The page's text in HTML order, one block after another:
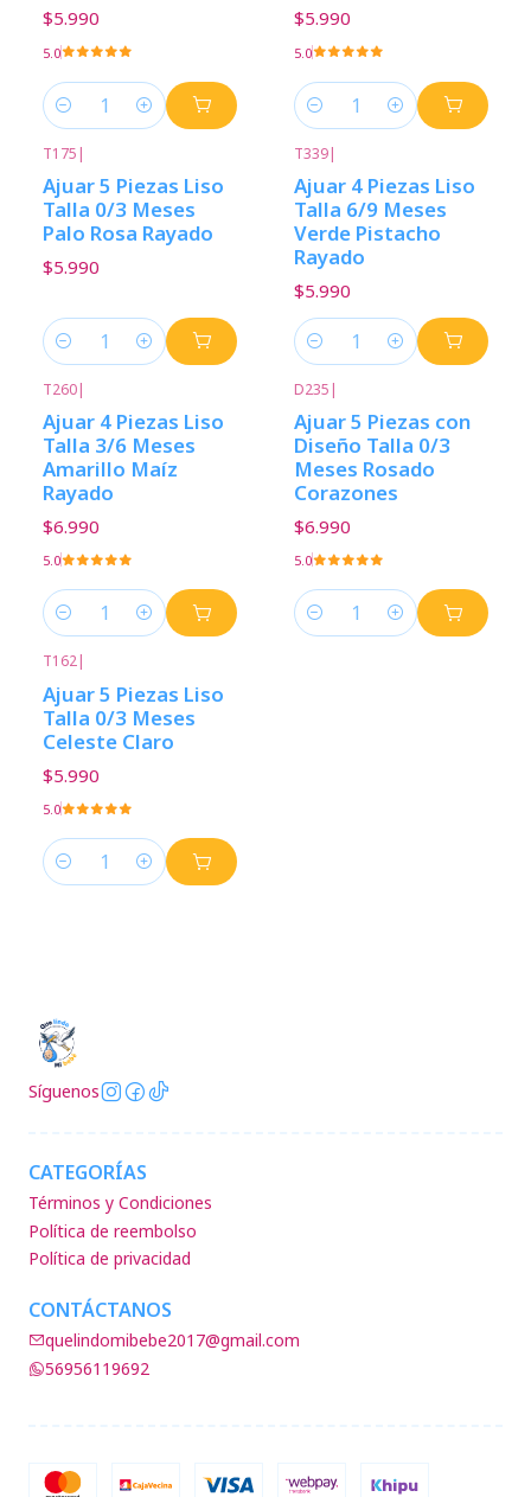
$5.990
5.0
Cantidad
$5.990
5.0
Cantidad
T175 |
Ajuar 5 Piezas Liso
Talla 0/3 Meses
Palo Rosa Rayado
$5.990
Cantidad
T339|
Ajuar 4 Piezas Liso
Talla 6/9 Meses
Verde Pistacho
Rayado
$5.990
Cantidad
T260|
Ajuar 4 Piezas Liso
Talla 3/6 Meses
Amarillo Maíz
Rayado
$6.990
5.0
Cantidad
D235 |
Ajuar 5 Piezas con
Diseño Talla 0/3
Meses Rosado
Corazones
$6.990
5.0
Cantidad
T162|
Ajuar 5 Piezas Liso
Talla 0/3 Meses
Celeste Claro
$5.990
5.0
Cantidad
Síguenos
CATEGORÍAS
Términos y Condiciones
Política de reembolso
Política de privacidad
CONTÁCTANOS
quelindomibebe2017@gmail.com
56956119692